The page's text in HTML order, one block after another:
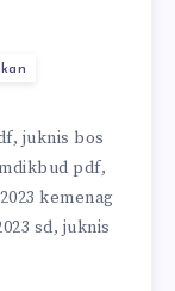
, juknis bos
pdf,
kemenag
sd, juknis